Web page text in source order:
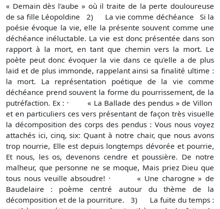
« Demain dès l'aube » où il traite de la perte douloureuse
de sa fille Léopoldine 2) La vie comme déchéance Si la
poésie évoque la vie, elle la présente souvent comme une
déchéance inéluctable. La vie est donc présentée dans son
rapport à la mort, en tant que chemin vers la mort. Le
poète peut donc évoquer la vie dans ce qu'elle a de plus
laid et de plus immonde, rappelant ainsi sa finalité ultime :
la mort. La représentation poétique de la vie comme
déchéance prend souvent la forme du pourrissement, de la
putréfaction. Ex : · « La Ballade des pendus » de Villon
et en particuliers ces vers présentant de façon très visuelle
la décomposition des corps des pendus : Vous nous voyez
attachés ici, cinq, six: Quant à notre chair, que nous avons
trop nourrie, Elle est depuis longtemps dévorée et pourrie,
Et nous, les os, devenons cendre et poussière. De notre
malheur, que personne ne se moque, Mais priez Dieu que
tous nous veuille absoudre! · « Une charogne » de
Baudelaire : poème centré autour du thème de la
décomposition et de la pourriture. 3) La fuite du temps :